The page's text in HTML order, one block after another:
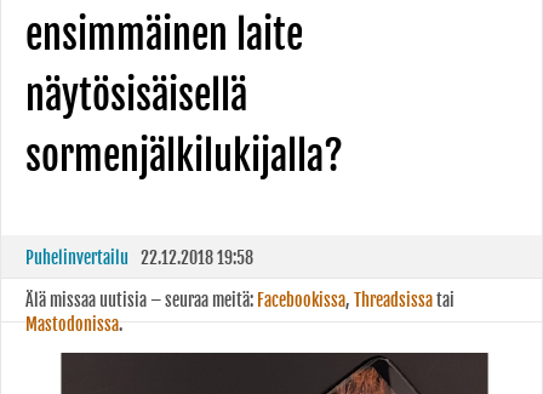
ensimmäinen laite
näytösisäisellä
sormenjälkilukijalla?
Puhelinvertailu 22.12.2018 19:58
Älä missaa uutisia – seuraa meitä: Facebookissa, Threadsissatai
Mastodonissa.